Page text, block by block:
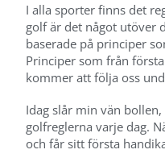
I alla sporter finns det
golf är det något utöver
baserade på principer
Principer som från
kommer att följa oss
Idag slår min vän
golfreglerna varje dag.
och får sitt första